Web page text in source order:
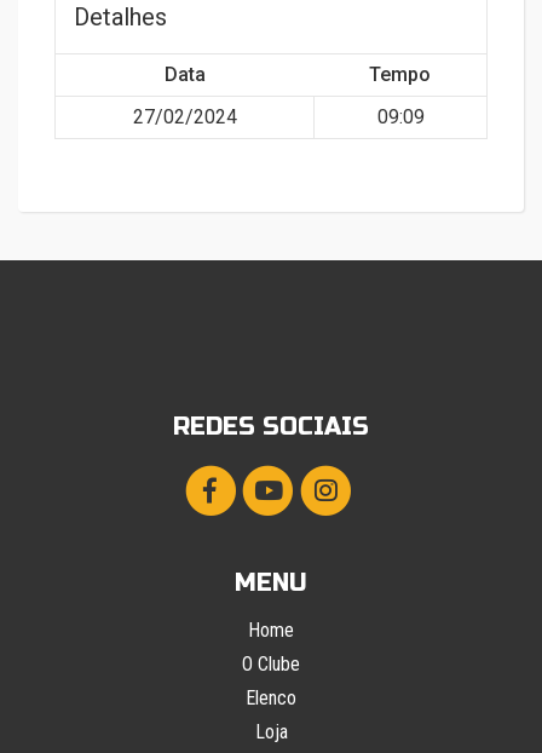
Detalhes
Data
Tempo
27/02/2024
09:09
REDES SOCIAIS
MENU
Home
O Clube
Elenco
Loja